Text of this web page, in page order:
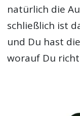
natürlich die
schließlich ist
und Du hast
worauf Du